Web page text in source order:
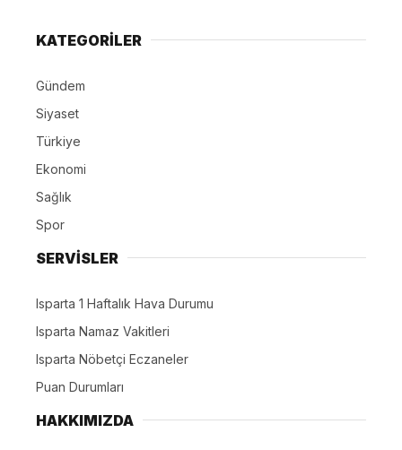
KATEGORİLER
Gündem
Siyaset
Türkiye
Ekonomi
Sağlık
Spor
SERVİSLER
Isparta 1 Haftalık Hava Durumu
Isparta Namaz Vakitleri
Isparta Nöbetçi Eczaneler
Puan Durumları
HAKKIMIZDA